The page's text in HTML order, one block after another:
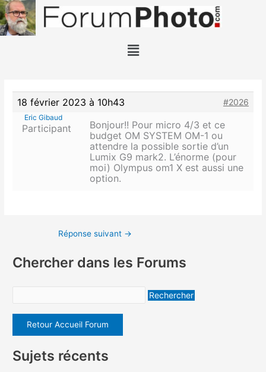
Aller
au
contenu
Menu
18 février 2023 à 10h43 #2026
Eric Gibaud
Participant
Bonjour!! Pour micro 4/3 et ce
budget OM SYSTEM OM-1 ou
attendre la possible sortie d’un
Lumix G9 mark2. L’énorme (pour
moi) Olympus om1 X est aussi une
option.
Réponse suivant →
Chercher dans les Forums
Retour Accueil Forum
Sujets récents